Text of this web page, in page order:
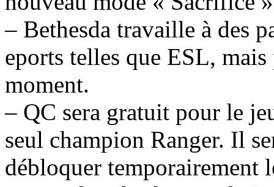
– Bethesda travaille à des
eports telles que ESL,
moment.
– QC sera gratuit pour le
seul champion Ranger. Il
débloquer temporairement